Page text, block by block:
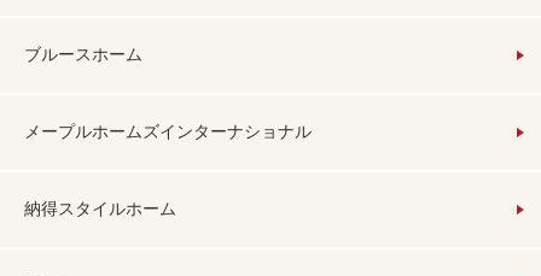
ブルースホーム
メープルホームズインターナショナル
納得スタイルホーム